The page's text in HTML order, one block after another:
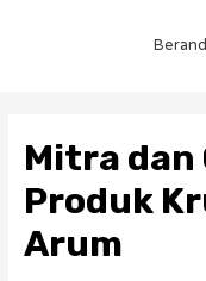
Mitra dan
Produk
Arum